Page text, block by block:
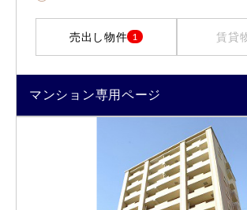
売出し物件 1 賃貸
マンション専用ページ